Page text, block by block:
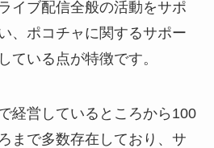
イブ配信全般の活動をサポ
、ポコチャに関するサポー
ている点が特徴です。
経営しているところから100
まで多数存在しており、サ